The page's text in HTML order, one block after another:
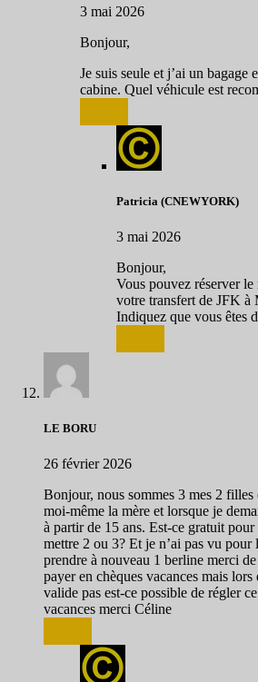
3 mai 2026
Bonjour,
Je suis seule et j’ai un bagage
cabine. Quel véhicule est
Patricia (CNEWYORK)
3 mai 2026
Bonjour,
Vous pouvez réserver
votre transfert de JFK à
Indiquez que vous êtes
LE BORU
26 février 2026
Bonjour, nous sommes 3 mes 2 filles
moi-même la mère et lorsque je
à partir de 15 ans. Est-ce gratuit
mettre 2 ou 3? Et je n’ai pas vu pour
prendre à nouveau 1 berline merci
payer en chèques vacances mais
valide pas est-ce possible de régler
vacances merci Céline